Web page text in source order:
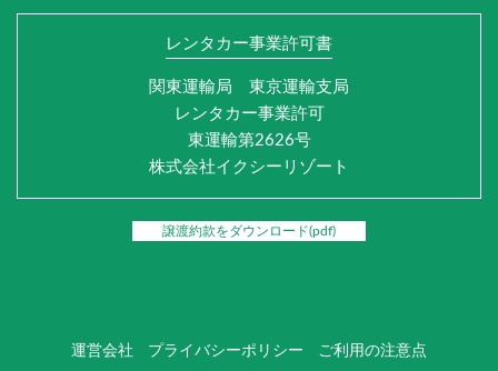
レンタカー事業許可書
関東運輸局 東京運輸支局
レンタカー事業許可
東運輸第2626号
株式会社イクシーリゾート
譲渡約款をダウンロード(pdf)
運営会社 プライバシーポリシー ご利用の注意点